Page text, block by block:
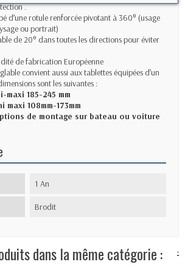
.
d’une rotule renforcée pivotant à 360° (usage
ou portrait)
de 20° dans toutes les directions pour éviter
de fabrication Européenne
convient aussi aux tablettes équipées d’un
sont les suivantes :
maxi 185-245 mm
maxi 108mm-173mm
de montage sur bateau ou voiture
1 An
Brodit
dans la même catégorie :